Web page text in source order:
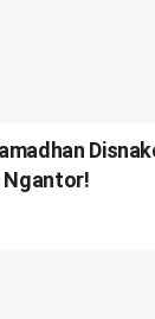
Ngantor!